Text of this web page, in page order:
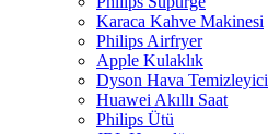
Karaca Kahve Makinesi
Philips Airfryer
Apple Kulaklık
Dyson Hava Temizleyici
Huawei Akıllı Saat
Philips Ütü